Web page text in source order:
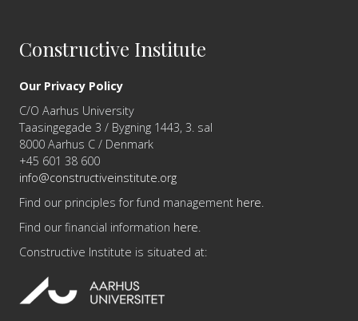
Constructive Institute
Our Privacy Policy
C/O Aarhus University
Taasingegade 3 / Bygning 1443, 3. sal
8000 Aarhus C / Denmark
+45 601 38 600
info@constructiveinstitute.org
Find our principles for fund management here
Find our financial information here
Constructive Institute is situated at: